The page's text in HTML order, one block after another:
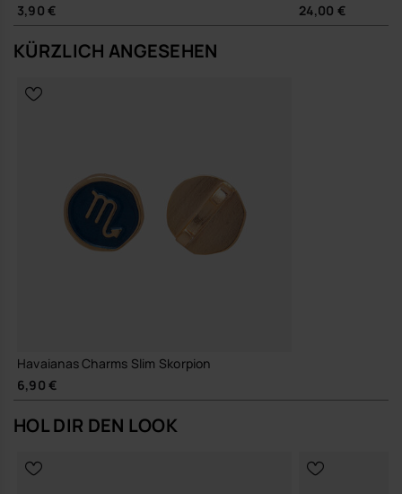
3,90 €
24,00 €
KÜRZLICH ANGESEHEN
Havaianas Charms Slim Skorpion
6,90 €
HOL DIR DEN LOOK